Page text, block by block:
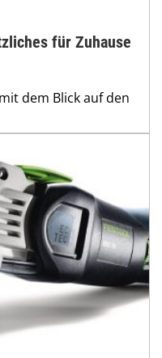
für Zuhause
dem Blick auf den